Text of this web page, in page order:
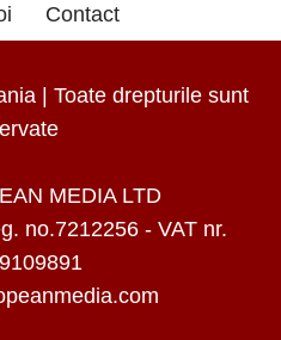
Contact
| Toate drepturile sunt
MEDIA LTD
no.7212256 - VAT nr.